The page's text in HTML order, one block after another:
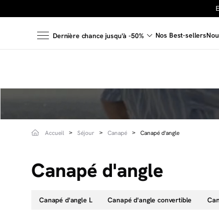
Dernière chance jusqu'à -50% Nos Best-sellers
Accueil Séjour Canapé Canapé d'angle
Canapé d'angle
Canapé d'angle L Canapé d'angle convertible